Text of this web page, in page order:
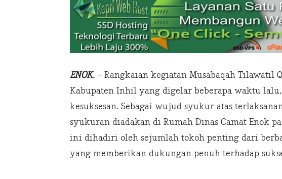
ENOK, – Rangkaian kegiatan Musabaqah Tilawatil
Kabupaten Inhil yang digelar beberapa waktu
kesuksesan. Sebagai wujud syukur atas
syukuran diadakan di Rumah Dinas Camat Enok
ini dihadiri oleh sejumlah tokoh penting dari
yang memberikan dukungan penuh terhadap